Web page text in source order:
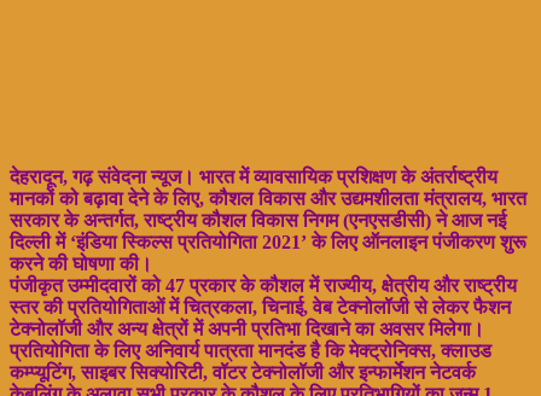
देहरादून, गढ़ संवेदना न्यूज। भारत में व्यावसायिक प्रशिक्षण के अंतर्राष्ट्रीय
मानकों को बढ़ावा देने के लिए, कौशल विकास और उद्यमशीलता मंत्रालय, भारत
सरकार के अन्तर्गत, राष्ट्रीय कौशल विकास निगम (एनएसडीसी) ने आज नई
दिल्ली में ‘इंडिया स्किल्स प्रतियोगिता 2021’ के लिए ऑनलाइन पंजीकरण शुरू
करने की घोषणा की।
पंजीकृत उम्मीदवारों को 47 प्रकार के कौशल में राज्यीय, क्षेत्रीय और राष्ट्रीय
स्तर की प्रतियोगिताओं में चित्रकला, चिनाई, वेब टेक्नोलॉजी से लेकर फैशन
टेक्नोलॉजी और अन्य क्षेत्रों में अपनी प्रतिभा दिखाने का अवसर मिलेगा।
प्रतियोगिता के लिए अनिवार्य पात्रता मानदंड है कि मेक्ट्रोनिक्स, क्लाउड
कम्प्यूटिंग, साइबर सिक्योरिटी, वॉटर टेक्नोलॉजी और इन्फार्मेशन नेटवर्क